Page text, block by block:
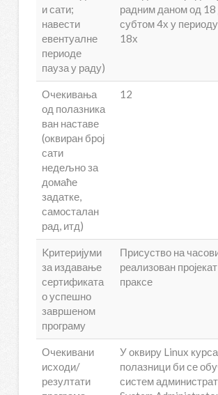
и сати;
навести
евентуалне
периоде
пауза у раду)
радним даном од 18
субтом 4х у
18х
Очекивања
од полазника
ван наставе
(оквиран број
сати
недељно за
домаће
задатке,
самосталан
рад, итд)
12
Kритеријуми
за издавање
сертификата
о успешно
завршеном
програму
Присуство на
реализован
праксе
Очекивани
исходи/
резултати
У оквиру Linux курса
полазници би се
систем